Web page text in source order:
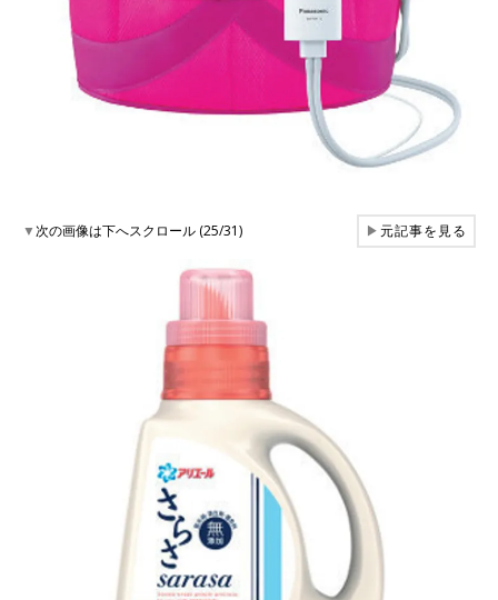
▼次の画像は下へスクロール (25/31) ▶元記事を見る